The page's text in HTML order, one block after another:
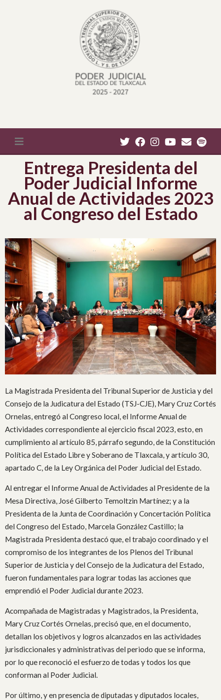
Entrega Presidenta del
Poder Judicial Informe
Anual de Actividades 2023
al Congreso del Estado
La Magistrada Presidenta del Tribunal Superior de Justicia y del
Consejo de la Judicatura del Estado (TSJ-CJE), Mary Cruz Cortés
Ornelas, entregó al Congreso local, el Informe Anual de
Actividades correspondiente al ejercicio fiscal 2023, esto, en
cumplimiento al artículo 85, párrafo segundo, de la Constitución
Política del Estado Libre y Soberano de Tlaxcala, y artículo 30,
apartado C, de la Ley Orgánica del Poder Judicial del Estado.
Al entregar el Informe Anual de Actividades al Presidente de la
Mesa Directiva, José Gilberto Temoltzin Martínez; y a la
Presidenta de la Junta de Coordinación y Concertación Política
del Congreso del Estado, Marcela González Castillo; la
Magistrada Presidenta destacó que, el trabajo coordinado y el
compromiso de los integrantes de los Plenos del Tribunal
Superior de Justicia y del Consejo de la Judicatura del Estado,
fueron fundamentales para lograr todas las acciones que
emprendió el Poder Judicial durante 2023.
Acompañada de Magistradas y Magistrados, la Presidenta,
Mary Cruz Cortés Ornelas, precisó que, en el documento,
detallan los objetivos y logros alcanzados en las actividades
jurisdiccionales y administrativas del periodo que se informa,
por lo que reconoció el esfuerzo de todas y todos los que
conforman al Poder Judicial.
Por último, y en presencia de diputadas y diputados locales,